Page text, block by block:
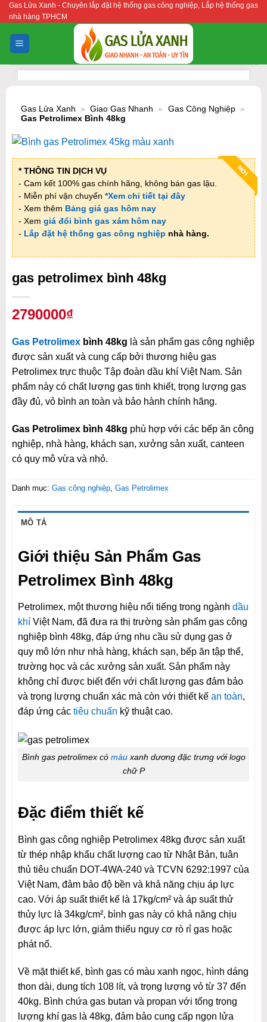
Bỏ
qua
nội
dung
Gas Lửa Xanh - Chuyên lắp đặt hệ thống gas công nghiệp, Lắp hệ thống gas
nhà hàng TPHCM
Gas Lửa Xanh » Giao Gas Nhanh » Gas Công Nghiệp »
Gas Petrolimex Bình 48kg
MỚI
* THÔNG TIN DỊCH VỤ
- Cam kết 100% gas chính hãng, không bán gas lậu.
- Miễn phí vận chuyển *Xem chi tiết tại đây
- Xem thêm Bảng giá gas hôm nay
- Xem giá đổi bình gas xám hôm nay
- Lắp đặt hệ thống gas công nghiệp nhà hàng.
gas petrolimex bình 48kg
2790000₫
Gas Petrolimexbình 48kg là sản phẩm gas công nghiệp
được sản xuất và cung cấp bởi thương hiệu gas
Petrolimex trực thuộc Tập đoàn dầu khí Việt Nam. Sản
phẩm này có chất lượng gas tinh khiết, trọng lượng gas
đầy đủ, vỏ bình an toàn và bảo hành chính hãng.
Gas Petrolimex bình 48kg phù hợp với các bếp ăn công
nghiệp, nhà hàng, khách sạn, xưởng sản xuất, canteen
có quy mô vừa và nhỏ.
Danh mục: Gas công nghiệp, Gas Petrolimex
MÔ TẢ
Giới thiệu Sản Phẩm Gas
Petrolimex Bình 48kg
Petrolimex, một thương hiệu nổi tiếng trong ngành dầu
khíViệt Nam, đã đưa ra thị trường sản phẩm gas công
nghiệp bình 48kg, đáp ứng nhu cầu sử dụng gas ở
quy mô lớn như nhà hàng, khách sạn, bếp ăn tập thể,
trường học và các xưởng sản xuất. Sản phẩm này
không chỉ được biết đến với chất lượng gas đảm bảo
và trọng lượng chuẩn xác mà còn với thiết kế an toàn,
đáp ứng các tiêu chuẩn kỹ thuật cao.
Bình gas petrolimex có màuxanh dương đặc trưng với logo
chữ P
Đặc điểm thiết kế
Bình gas công nghiệp Petrolimex 48kg được sản xuất
từ thép nhập khẩu chất lượng cao từ Nhật Bản, tuân
thủ tiêu chuẩn DOT-4WA-240 và TCVN 6292:1997 của
Việt Nam, đảm bảo độ bền và khả năng chịu áp lực
cao. Với áp suất thiết kế là 17kg/cm² và áp suất thử
thủy lực là 34kg/cm², bình gas này có khả năng chịu
được áp lực lớn, giảm thiểu nguy cơ rò rỉ gas hoặc
phát nổ.
Về mặt thiết kế, bình gas có màu xanh ngọc, hình dáng
thon dài, dung tích 108 lít, và trọng lượng vỏ từ 37 đến
40kg. Bình chứa gas butan và propan với tổng trọng
lượng khí gas là 48kg, đảm bảo cung cấp ngọn lửa